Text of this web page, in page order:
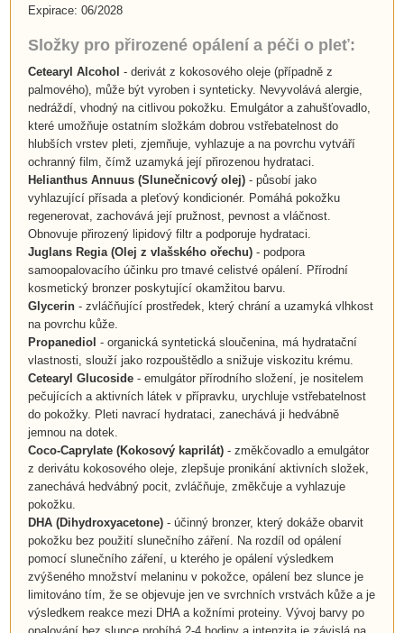
Expirace: 06/2028
Složky pro přirozené opálení a péči o pleť:
Cetearyl Alcohol - derivát z kokosového oleje (případně z
palmového), může být vyroben i synteticky. Nevyvolává alergie,
nedráždí, vhodný na citlivou pokožku. Emulgátor a zahušťovadlo,
které umožňuje ostatním složkám dobrou vstřebatelnost do
hlubších vrstev pleti, zjemňuje, vyhlazuje a na povrchu vytváří
ochranný film, čímž uzamyká její přirozenou hydrataci.
Helianthus Annuus(Slunečnicový olej)- působí jako
vyhlazující přísada a pleťový kondicionér. Pomáhá pokožku
regenerovat, zachovává její pružnost, pevnost a vláčnost.
Obnovuje přirozený lipidový filtr a podporuje hydrataci.
Juglans Regia(Olej z vlašského ořechu) - podpora
samoopalovacího účinku pro tmavé celistvé opálení. Přírodní
kosmetický bronzer poskytující okamžitou barvu.
Glycerin- zvláčňující prostředek, který chrání a uzamyká vlhkost
na povrchu kůže.
Propanediol - organická syntetická sloučenina, má hydratační
vlastnosti, slouží jako rozpouštědlo a snižuje viskozitu krému.
Cetearyl Glucoside - emulgátor přírodního složení, je nositelem
pečujících a aktivních látek v přípravku, urychluje vstřebatelnost
do pokožky. Pleti navrací hydrataci, zanechává ji hedvábně
jemnou na dotek.
Coco-Caprylate(Kokosový kaprilát)- změkčovadlo a emulgátor
z derivátu kokosového oleje, zlepšuje pronikání aktivních složek,
zanechává hedvábný pocit, zvláčňuje, změkčuje a vyhlazuje
pokožku.
DHA (Dihydroxyacetone)- účinný bronzer, který dokáže obarvit
pokožku bez použití slunečního záření. Na rozdíl od opálení
pomocí slunečního záření, u kterého je opálení výsledkem
zvýšeného množství melaninu v pokožce, opálení bez slunce je
limitováno tím, že se objevuje jen ve svrchních vrstvách kůže a je
výsledkem reakce mezi DHA a kožními proteiny. Vývoj barvy po